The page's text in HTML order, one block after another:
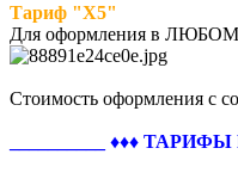
Тариф "Х5"
Для оформления в
Стоимость оформления с
♦♦♦ ТАРИФЫ